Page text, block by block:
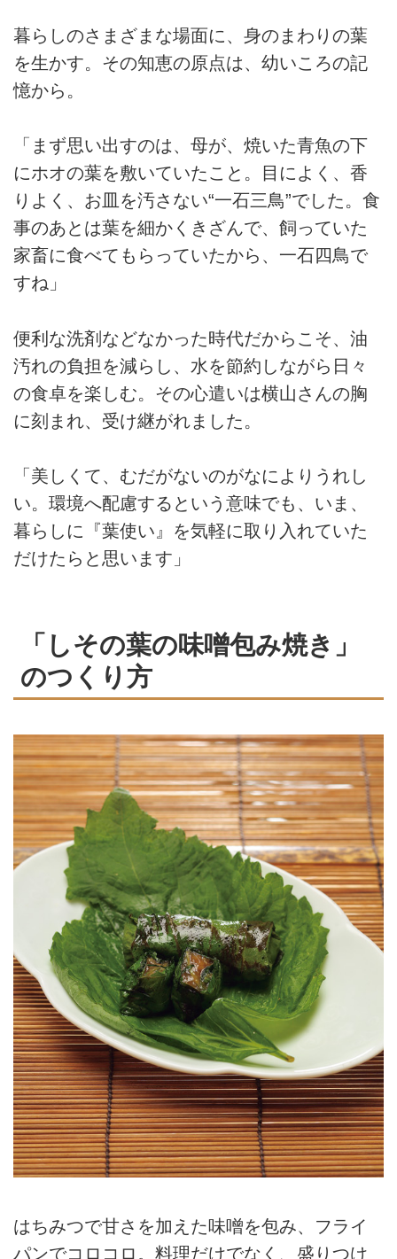
暮らしのさまざまな場面に、身のまわりの葉
を生かす。その知恵の原点は、幼いころの記
憶から。
「まず思い出すのは、母が、焼いた青魚の下
にホオの葉を敷いていたこと。目によく、香
りよく、お皿を汚さない“一石三鳥”でした。食
事のあとは葉を細かくきざんで、飼っていた
家畜に食べてもらっていたから、一石四鳥で
すね」
便利な洗剤などなかった時代だからこそ、油
汚れの負担を減らし、水を節約しながら日々
の食卓を楽しむ。その心遣いは横山さんの胸
に刻まれ、受け継がれました。
「美しくて、むだがないのがなによりうれし
い。環境へ配慮するという意味でも、いま、
暮らしに『葉使い』を気軽に取り入れていた
だけたらと思います」
「しその葉の味噌包み焼き」
のつくり方
はちみつで甘さを加えた味噌を包み、フライ
パンでコロコロ。料理だけでなく、盛りつけ